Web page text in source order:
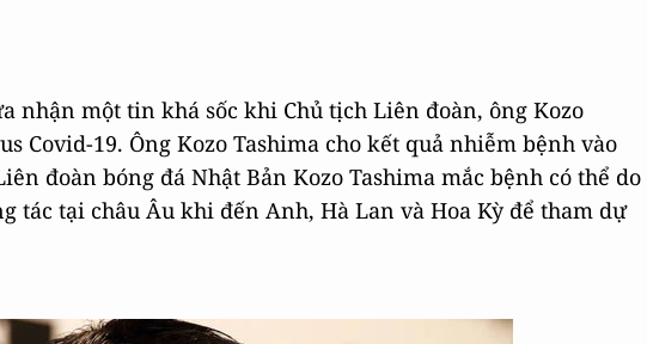
nhận một tin khá sốc khi Chủ tịch Liên đoàn, ông Kozo
Covid-19. Ông Kozo Tashima cho kết quả nhiễm bệnh vào
đoàn bóng đá Nhật Bản Kozo Tashima mắc bệnh có thể do
tác tại châu Âu khi đến Anh, Hà Lan và Hoa Kỳ để tham dự